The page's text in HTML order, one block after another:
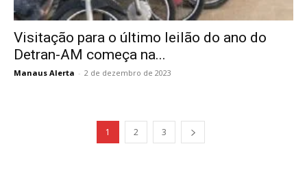
Visitação para o último leilão do ano do
Detran-AM começa na...
Manaus Alerta - 2 de dezembro de 2023
1 2 3